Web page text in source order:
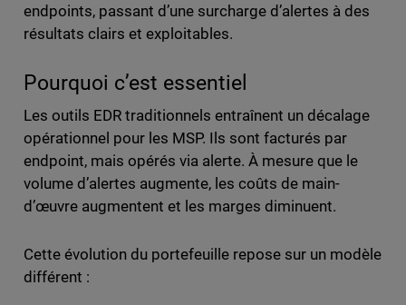
endpoints, passant d’une surcharge d’alertes à des
résultats clairs et exploitables.
Pourquoi c’est essentiel
Les outils EDR traditionnels entraînent un décalage
opérationnel pour les MSP. Ils sont facturés par
endpoint, mais opérés via alerte. À mesure que le
volume d’alertes augmente, les coûts de main-
d’œuvre augmentent et les marges diminuent.
Cette évolution du portefeuille repose sur un modèle
différent :